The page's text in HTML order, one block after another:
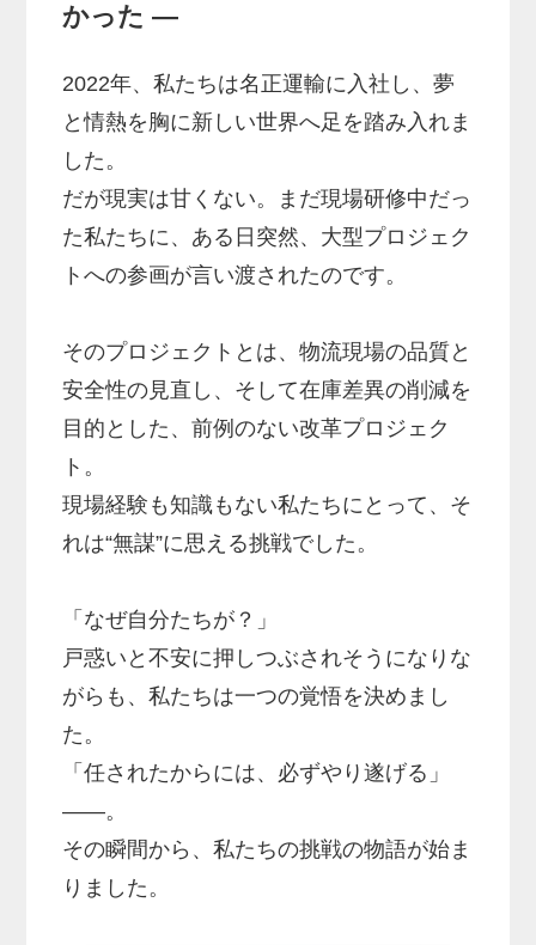
かった ―
2022年、私たちは名正運輸に入社し、夢
と情熱を胸に新しい世界へ足を踏み入れま
した。
だが現実は甘くない。まだ現場研修中だっ
た私たちに、ある日突然、大型プロジェク
トへの参画が言い渡されたのです。
そのプロジェクトとは、物流現場の品質と
安全性の見直し、そして在庫差異の削減を
目的とした、前例のない改革プロジェク
ト。
現場経験も知識もない私たちにとって、そ
れは“無謀”に思える挑戦でした。
「なぜ自分たちが？」
戸惑いと不安に押しつぶされそうになりな
がらも、私たちは一つの覚悟を決めまし
た。
「任されたからには、必ずやり遂げる」
――。
その瞬間から、私たちの挑戦の物語が始ま
りました。